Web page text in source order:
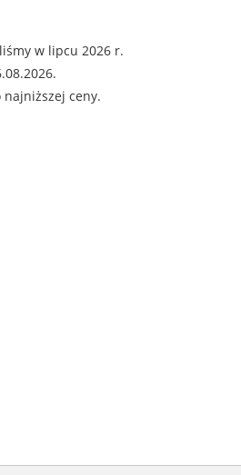
w lipcu 2026 r.
ceny.